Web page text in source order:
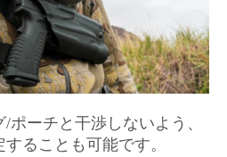
ーチと干渉しないよう、
ることも可能です。